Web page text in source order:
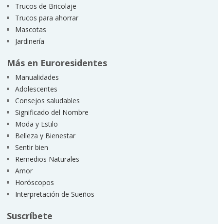
Trucos de Bricolaje
Trucos para ahorrar
Mascotas
Jardinería
Más en Euroresidentes
Manualidades
Adolescentes
Consejos saludables
Significado del Nombre
Moda y Estilo
Belleza y Bienestar
Sentir bien
Remedios Naturales
Amor
Horóscopos
Interpretación de Sueños
Suscríbete